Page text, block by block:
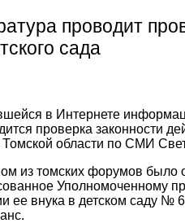
проводит
сада
в Интернете
проверка законности
области по СМИ
из томских форумов было
Уполномоченному
ее внука в детском саду №